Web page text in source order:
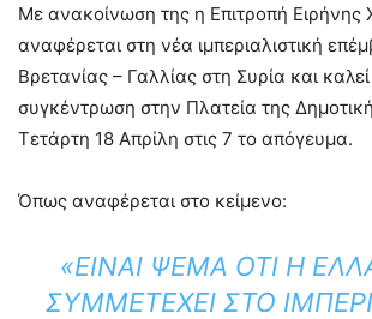
Με ανακοίνωση της η Επιτροπή Ειρήνης
αναφέρεται στη νέα ιμπεριαλιστική
Βρετανίας – Γαλλίας στη Συρία και
συγκέντρωση στην Πλατεία της
Τετάρτη 18 Απρίλη στις 7 το απόγευμα.
Όπως αναφέρεται στο κείμενο:
«ΕΊΝΑΙ ΨΈΜΑ ΌΤΙ Η
ΣΥΜΜΕΤΈΧΕΙ ΣΤΟ